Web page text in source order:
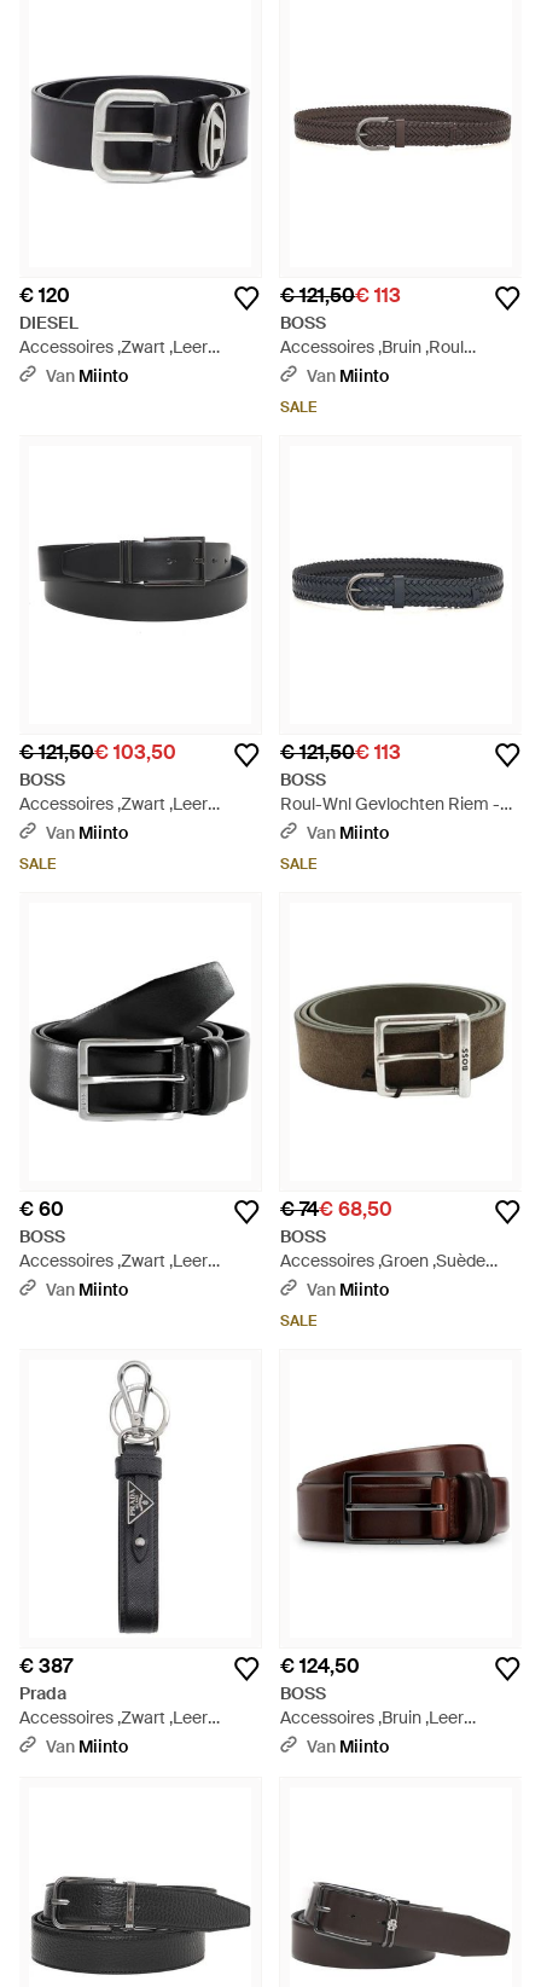
€ 120
DIESEL
Accessoires ,Zwart ,Leer
Cintura Oval-D - Zwart
Van Miinto
€ 121,50€ 113
BOSS
Accessoires ,Bruin ,Roul
Gevlochten Riem - Bruin
Van Miinto
SALE
€ 121,50€ 103,50
BOSS
Accessoires ,Zwart ,Leer
Gomero Dubbele Gesp Riem -
Van Miinto
SALE
€ 121,50€ 113
BOSS
Roul-Wnl Gevlochten Riem -
Zwart
Van Miinto
SALE
€ 60
BOSS
Accessoires ,Zwart ,Leer
Erman-L Sz 35 Leren Riem -
Van Miinto
€ 74€ 68,50
BOSS
Accessoires ,Groen ,Suède
Rudy Suède Riem - Groen
Van Miinto
SALE
€ 387
Prada
Accessoires ,Zwart ,Leer
Zwarte Sleutelhouders Stijlvol
Van Miinto
€ 124,50
BOSS
Accessoires ,Bruin ,Leer
Riemen - Bruin
Van Miinto